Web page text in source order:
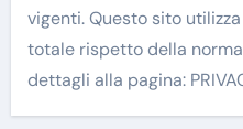
vigenti. Questo sito
totale rispetto della
dettagli alla pagina: